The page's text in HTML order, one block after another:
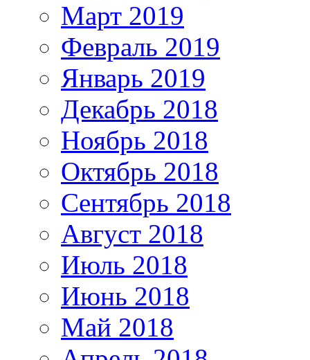
Март 2019
Февраль 2019
Январь 2019
Декабрь 2018
Ноябрь 2018
Октябрь 2018
Сентябрь 2018
Август 2018
Июль 2018
Июнь 2018
Май 2018